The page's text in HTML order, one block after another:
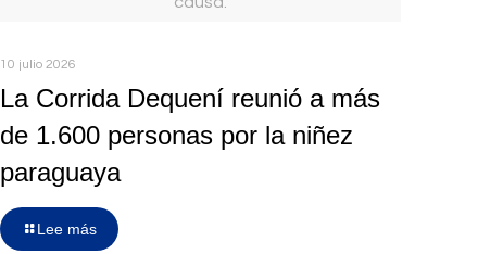
10 julio 2026
La Corrida Dequení reunió a más
de 1.600 personas por la niñez
paraguaya
Lee más